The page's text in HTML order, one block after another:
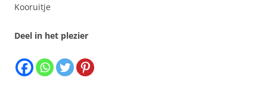
Kooruitje
Deel in het plezier